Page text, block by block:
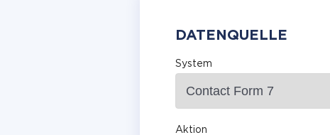
DATENQUELLE
System
Aktion